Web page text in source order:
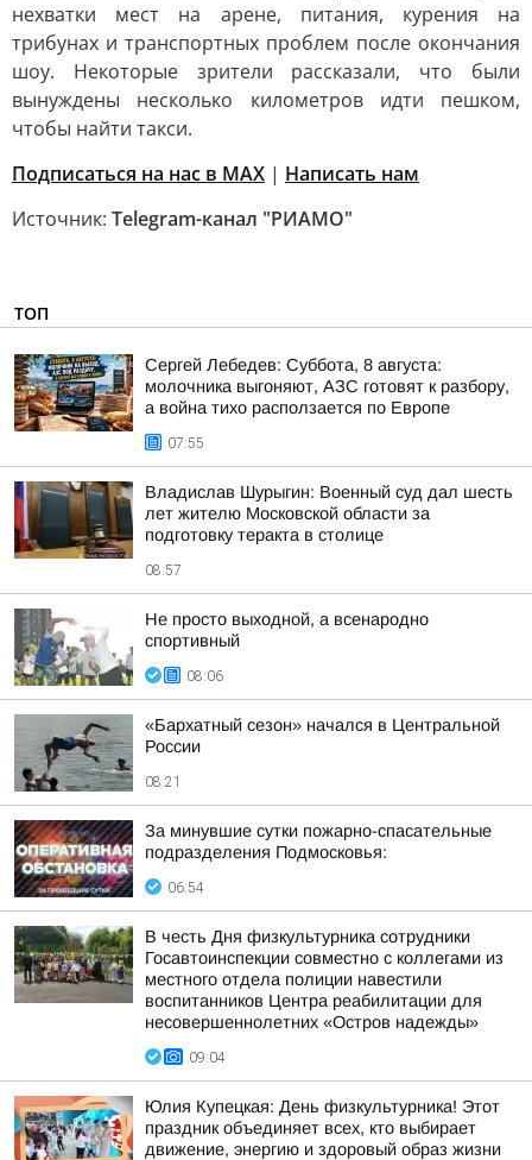
нехватки мест на арене, питания, курения на
трибунах и транспортных проблем после окончания
шоу. Некоторые зрители рассказали, что были
вынуждены несколько километров идти пешком,
чтобы найти такси.
Подписаться на нас в MAX | Написать нам
Источник: Telegram-канал "РИАМО"
ТОП
Сергей Лебедев: Суббота, 8 августа:
молочника выгоняют, АЗС готовят к разбору,
а война тихо расползается по Европе
07:55
Владислав Шурыгин: Военный суд дал шесть
лет жителю Московской области за
подготовку теракта в столице
08:57
Не просто выходной, а всенародно
спортивный
08:06
«Бархатный сезон» начался в Центральной
России
08:21
За минувшие сутки пожарно-спасательные
подразделения Подмосковья:
06:54
В честь Дня физкультурника сотрудники
Госавтоинспекции совместно с коллегами из
местного отдела полиции навестили
воспитанников Центра реабилитации для
несовершеннолетних «Остров надежды»
09:04
Юлия Купецкая: День физкультурника! Этот
праздник объединяет всех, кто выбирает
движение, энергию и здоровый образ жизни